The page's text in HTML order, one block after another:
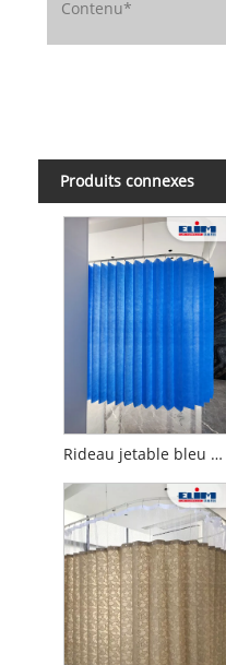
Produits connexes
Rideau jetable bleu médical standard